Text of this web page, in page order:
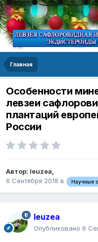
Главная
Особенности
левзеи
плантаций
России
Автор: leuzea,
6 Сентября 2018 в Научные
leuzea
Опубликовано 6